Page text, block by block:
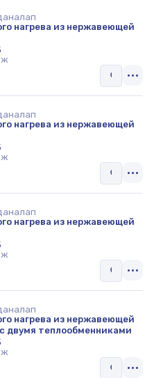
нагрева из нержавеющей
нагрева из нержавеющей
нагрева из нержавеющей
нагрева из нержавеющей
двумя теплообменниками